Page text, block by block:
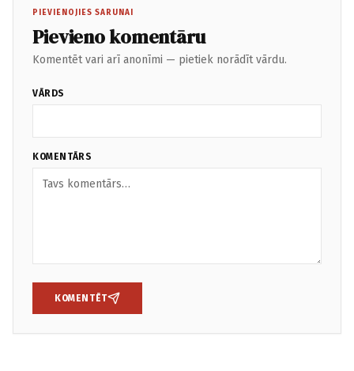
PIEVIENOJIES SARUNAI
Pievieno komentāru
Komentēt vari arī anonīmi — pietiek norādīt vārdu.
VĀRDS
KOMENTĀRS
KOMENTĒT